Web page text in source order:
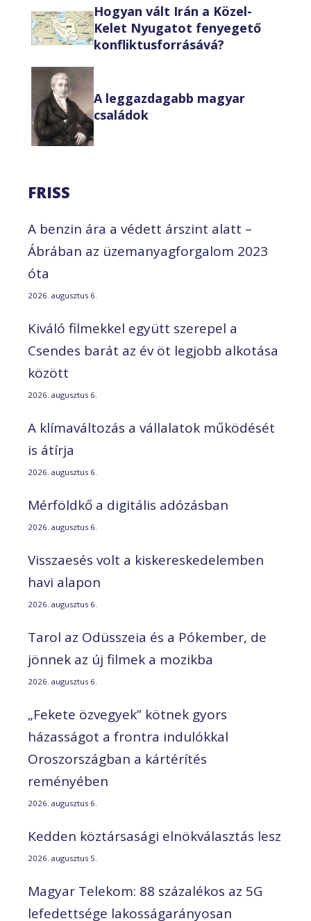
Hogyan vált Irán a Közel-
Kelet Nyugatot fenyegető
konfliktusforrásává?
A leggazdagabb magyar
családok
FRISS
A benzin ára a védett árszint alatt –
Ábrában az üzemanyagforgalom 2023
óta
2026. augusztus 6.
Kiváló filmekkel együtt szerepel a
Csendes barát az év öt legjobb alkotása
között
2026. augusztus 6.
A klímaváltozás a vállalatok működését
is átírja
2026. augusztus 6.
Mérföldkő a digitális adózásban
2026. augusztus 6.
Visszaesés volt a kiskereskedelemben
havi alapon
2026. augusztus 6.
Tarol az Odüsszeia és a Pókember, de
jönnek az új filmek a mozikba
2026. augusztus 6.
„Fekete özvegyek” kötnek gyors
házasságot a frontra indulókkal
Oroszországban a kártérítés
reményében
2026. augusztus 6.
Kedden köztársasági elnökválasztás lesz
2026. augusztus 5.
Magyar Telekom: 88 százalékos az 5G
lefedettsége lakosságarányosan